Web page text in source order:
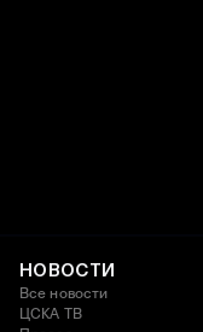
НОВОСТИ
Все новости
ЦСКА ТВ